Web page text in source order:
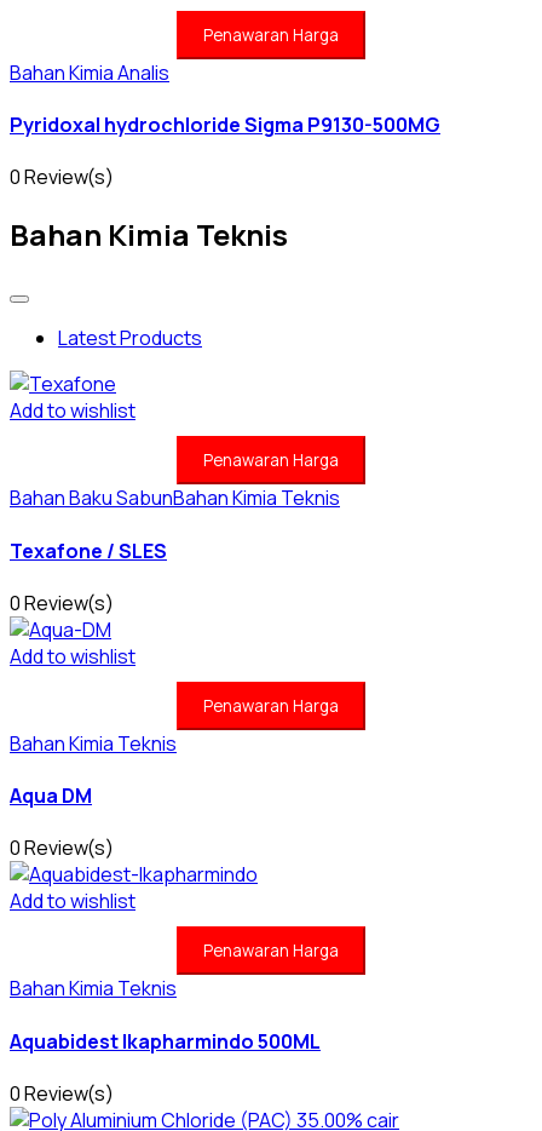
Penawaran Harga
Bahan Kimia Analis
Pyridoxal hydrochloride Sigma P9130-500MG
0 Review(s)
Bahan Kimia Teknis
Latest Products
Add to wishlist
Penawaran Harga
Bahan Baku SabunBahan Kimia Teknis
Texafone / SLES
0 Review(s)
Add to wishlist
Penawaran Harga
Bahan Kimia Teknis
Aqua DM
0 Review(s)
Add to wishlist
Penawaran Harga
Bahan Kimia Teknis
Aquabidest Ikapharmindo 500ML
0 Review(s)